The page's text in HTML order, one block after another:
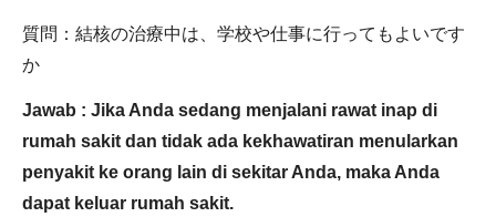
質問：結核の治療中は、学校や仕事に行ってもよいです
か
Jawab : Jika Anda sedang menjalani rawat inap di
rumah sakit dan tidak ada kekhawatiran menularkan
penyakit ke orang lain di sekitar Anda, maka Anda
dapat keluar rumah sakit.